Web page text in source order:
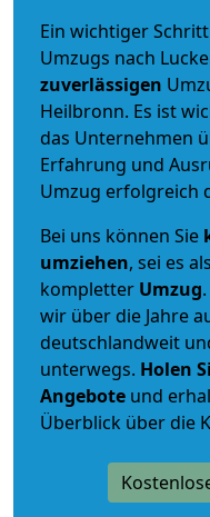
Ein wichtiger
Umzugs nach
zuverlässigen
Heilbronn. Es ist
das Unternehmen
Erfahrung und
Umzug erfolgreich
Bei uns können Sie
umziehen, sei es als
kompletter Umzug
wir über die Jahre
deutschlandweit
unterwegs. Holen
Angebote und
Überblick über die